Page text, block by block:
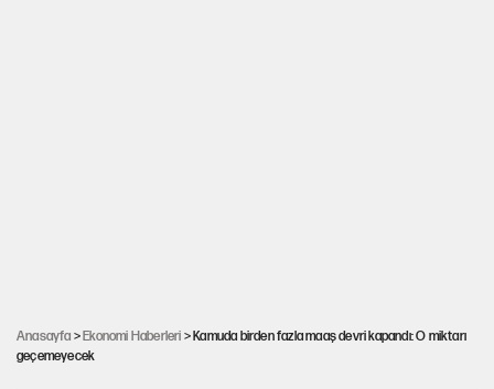
Anasayfa >Ekonomi Haberleri > Kamuda birden fazla maaş devri kapandı: O miktarı
geçemeyecek